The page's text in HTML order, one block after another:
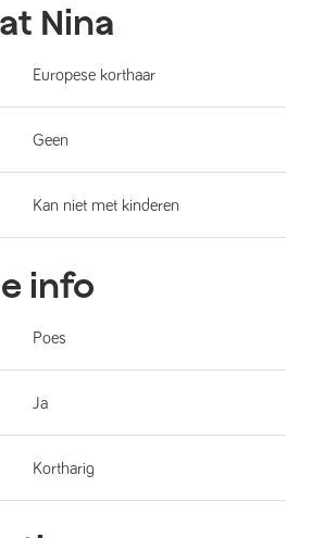
Nina
Europese korthaar
Geen
Kan niet met kinderen
info
Poes
Ja
Kortharig